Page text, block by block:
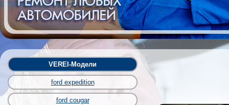
VEREI-Модели
ford expedition
ford cougar